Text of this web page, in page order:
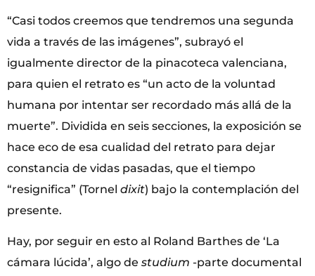
“Casi todos creemos que tendremos una segunda
vida a través de las imágenes”, subrayó el
igualmente director de la pinacoteca valenciana,
para quien el retrato es “un acto de la voluntad
humana por intentar ser recordado más allá de la
muerte”. Dividida en seis secciones, la exposición se
hace eco de esa cualidad del retrato para dejar
constancia de vidas pasadas, que el tiempo
“resignifica” (Tornel dixit) bajo la contemplación del
presente.
Hay, por seguir en esto al Roland Barthes de ‘La
cámara lúcida’, algo de studium -parte documental